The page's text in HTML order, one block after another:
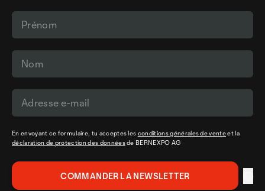
En envoyant ce formulaire, tu acceptes les conditions générales de venteet la
déclaration de protection des donnéesde BERNEXPO AG